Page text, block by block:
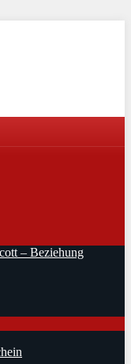
– Beziehung